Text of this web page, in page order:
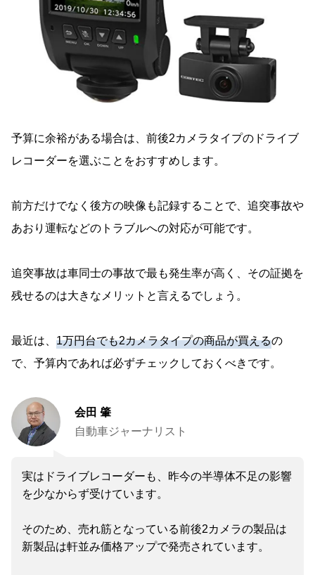
予算に余裕がある場合は、前後2カメラタイプのドライブ
レコーダーを選ぶことをおすすめします。
前方だけでなく後方の映像も記録することで、追突事故や
あおり運転などのトラブルへの対応が可能です。
追突事故は車同士の事故で最も発生率が高く、その証拠を
残せるのは大きなメリットと言えるでしょう。
最近は、 1万円台でも2カメラタイプの商品が買えるの
で、予算内であれば必ずチェックしておくべきです。
会田 肇
自動車ジャーナリスト
実はドライブレコーダーも、昨今の半導体不足の影響
を少なからず受けています。
そのため、売れ筋となっている前後2カメラの製品は
新製品は軒並み価格アップで発売されています。